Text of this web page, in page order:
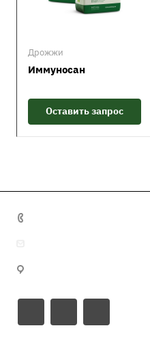
Дрожжи
Иммуносан
Оставить запрос